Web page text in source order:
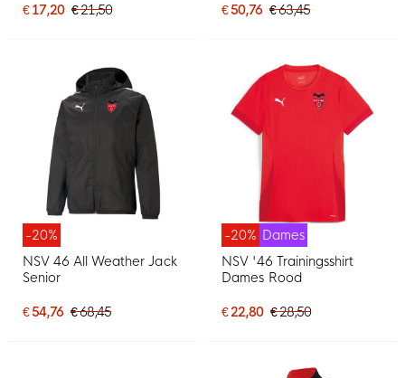
€ 17,20 € 21,50 € 50,76 € 63,45
-20%
NSV 46 All Weather Jack
Senior
€ 54,76 € 68,45
-20% Dames
NSV '46 Trainingsshirt
Dames Rood
€ 22,80 € 28,50